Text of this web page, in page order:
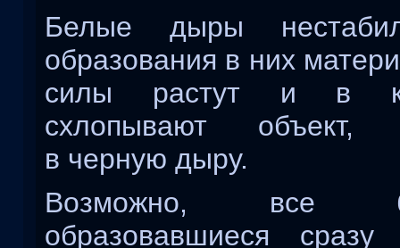
Белые дыры
образования в них
силы растут и в
схлопывают объект,
в черную дыру.
Возможно, все
образовавшиеся